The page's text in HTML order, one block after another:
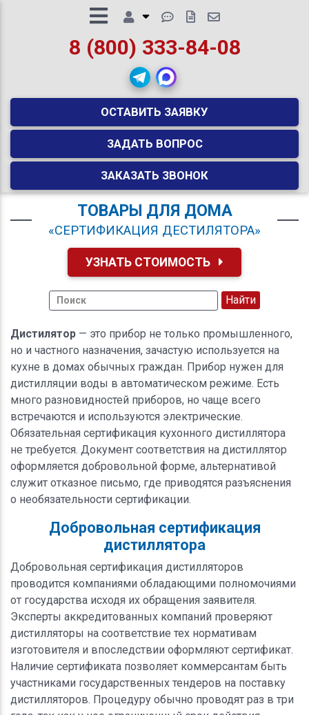
8 (800) 333-84-08
ОСТАВИТЬ ЗАЯВКУ
ЗАДАТЬ ВОПРОС
ЗАКАЗАТЬ ЗВОНОК
ТОВАРЫ ДЛЯ ДОМА
«СЕРТИФИКАЦИЯ ДЕСТИЛЯТОРА»
УЗНАТЬ СТОИМОСТЬ
Дистилятор — это прибор не только промышленного,
но и частного назначения, зачастую используется на
кухне в домах обычных граждан. Прибор нужен для
дистилляции воды в автоматическом режиме. Есть
много разновидностей приборов, но чаще всего
встречаются и используются электрические.
Обязательная сертификация кухонного дистиллятора
не требуется. Документ соответствия на дистиллятор
оформляется добровольной форме, альтернативой
служит отказное письмо, где приводятся разъяснения
о необязательности сертификации.
Добровольная сертификация
дистиллятора
Добровольная сертификация дистилляторов
проводится компаниями обладающими полномочиями
от государства исходя их обращения заявителя.
Эксперты аккредитованных компаний проверяют
дистилляторы на соответствие тех нормативам
изготовителя и впоследствии оформляют сертификат.
Наличие сертификата позволяет коммерсантам быть
участниками государственных тендеров на поставку
дистилляторов. Процедуру обычно проводят раз в три